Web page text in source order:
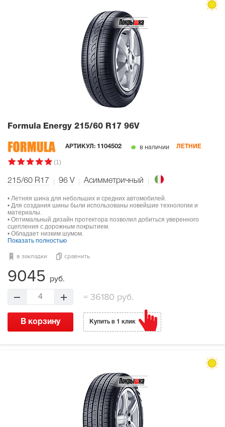
Formula Energy 215/60 R17 96V
АРТИКУЛ: 1104502 в наличии ЛЕТНИЕ
(1)
215/60 R17 96 V Асимметричный
• Летняя шина для небольших и средних автомобилей.
• Для создания шины были использованы новейшие технологии и
материалы.
• Оптимальный дизайн протектора позволил добиться уверенного
сцепления с дорожным покрытием.
• Обладает низким шумом.
Показать полностью
в закладки сравнить
9045 руб.
4 =36180 руб.
В корзину Купить в 1 клик